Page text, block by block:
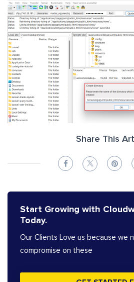
Share This
Start Growing with
Today.
Our Clients Love us because we
compromise on these